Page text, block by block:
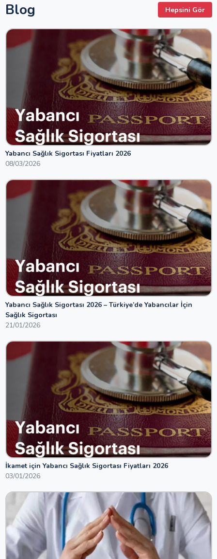
Blog Hepsini Gör
Yabancı Sağlık Sigortası Fiyatları 2026
08/03/2026
Yabancı Sağlık Sigortası 2026 – Türkiye’de Yabancılar İçin
Sağlık Sigortası
21/01/2026
İkamet için Yabancı Sağlık Sigortası Fiyatları 2026
03/01/2026